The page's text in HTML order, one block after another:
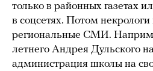
только в районных газетах
в соцсетях. Потом
региональные СМИ.
летнего Андрея Дульского
администрация школы на